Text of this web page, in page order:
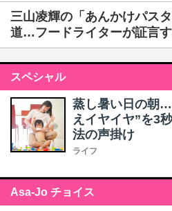
三山凌輝の「あんかけパス
道…フードライターが証言す
スペシャル
蒸し暑い日の朝
えイヤイヤ”を3
法の声掛け
ライフ
Asa-Jo チョイス